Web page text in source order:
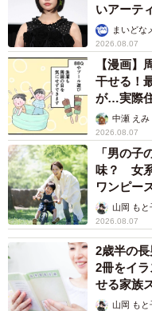
「婚活中の心身症状」の経験
「婚活中に経験した心身
「不眠・寝つきの悪さ
「仕事や学業への集中
態・気分の落ち込み（
（62.4%）」が4位とい
面・身体面の両方に幅
りになっています。
いアーテ
まいどな
2026.08.07
【漫画】
干せる！
が…実際
中瀬 えみ
2026.08.07
「男の子
味？ 女
ワンピー
へんが…
山岡 もと
2026.08.07
2歳半の
2冊をイ
せる家族
山岡 もと